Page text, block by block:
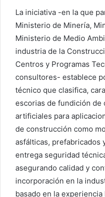
La iniciativa -en la que
Ministerio de Minería,
Ministerio de Medio
industria de la
Centros y Programas
consultores- establece
técnico que clasifica,
escorias de fundición de
artificiales para
de construcción como
asfálticas, prefabricados
entrega seguridad
asegurando calidad y
incorporación en la
basado en la